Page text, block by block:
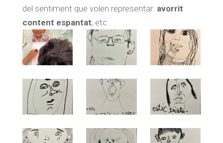
del sentiment que volen representar: avorrit
content espantat, etc